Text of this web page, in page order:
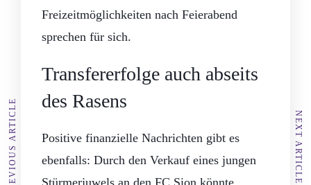
Freizeitmöglichkeiten nach Feierabend
sprechen für sich.
Transfererfolge auch abseits
des Rasens
Positive finanzielle Nachrichten gibt es
ebenfalls: Durch den Verkauf eines jungen
Stürmerjuwels an den FC Sion könnte
PREVIOUS ARTICLE NEXT ARTICLE